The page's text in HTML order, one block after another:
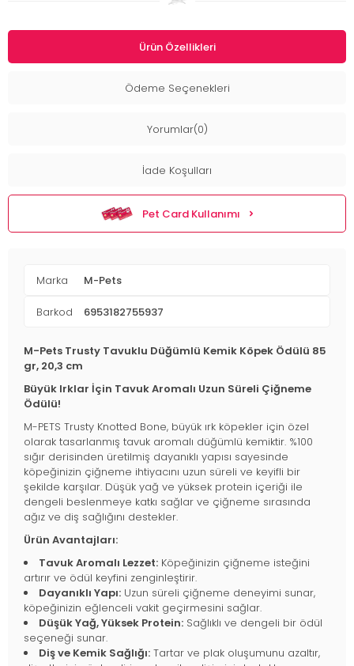
Ürün Özellikleri
Ödeme Seçenekleri
Yorumlar(0)
İade Koşulları
Pet Card Kullanımı
Marka M-Pets
Barkod 6953182755937
M-Pets Trusty Tavuklu Düğümlü Kemik Köpek Ödülü 85
gr, 20,3 cm
Büyük Irklar İçin Tavuk Aromalı Uzun Süreli Çiğneme
Ödülü!
M-PETS Trusty Knotted Bone, büyük ırk köpekler için özel
olarak tasarlanmış tavuk aromalı düğümlü kemiktir. %100
sığır derisinden üretilmiş dayanıklı yapısı sayesinde
köpeğinizin çiğneme ihtiyacını uzun süreli ve keyifli bir
şekilde karşılar. Düşük yağ ve yüksek protein içeriği ile
dengeli beslenmeye katkı sağlar ve çiğneme sırasında
ağız ve diş sağlığını destekler.
Ürün Avantajları:
Tavuk Aromalı Lezzet: Köpeğinizin çiğneme isteğini
artırır ve ödül keyfini zenginleştirir.
Dayanıklı Yapı: Uzun süreli çiğneme deneyimi sunar,
köpeğinizin eğlenceli vakit geçirmesini sağlar.
Düşük Yağ, Yüksek Protein: Sağlıklı ve dengeli bir ödül
seçeneği sunar.
Diş ve Kemik Sağlığı: Tartar ve plak oluşumunu azaltır,